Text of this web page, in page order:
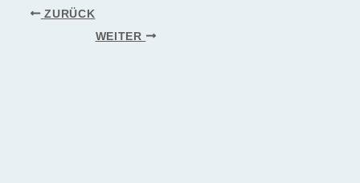
ZURÜCK
WEITER